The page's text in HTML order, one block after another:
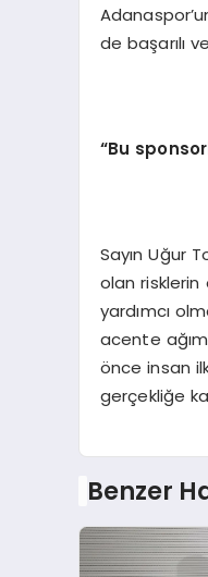
de başarılı
“Bu
Sayın Uğur
olan risklerin
yardımcı
acente
önce insan
gerçekliğe
Benzer